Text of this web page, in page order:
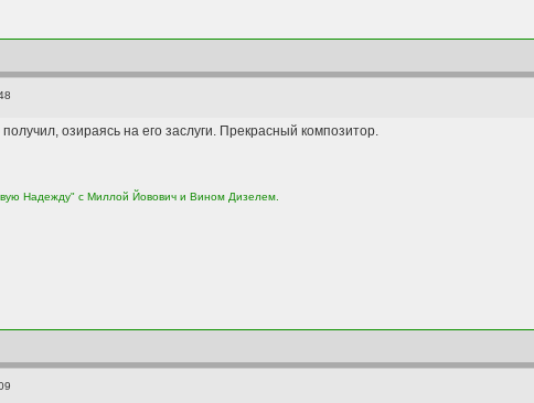
озираясь на его заслуги. Прекрасный композитор.
Надежду" с Миллой Йовович и Вином Дизелем.